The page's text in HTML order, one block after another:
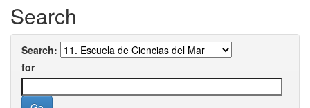
Search
Search:
for